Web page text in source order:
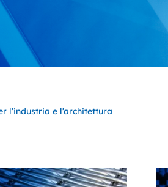
l’industria e l’architettura